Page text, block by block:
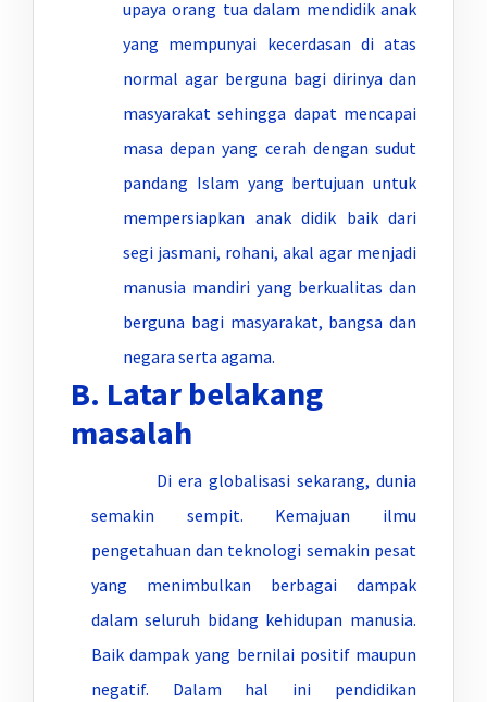
upaya orang tua dalam mendidik anak
yang mempunyai kecerdasan di atas
normal agar berguna bagi dirinya dan
masyarakat sehingga dapat mencapai
masa depan yang cerah dengan sudut
pandang Islam yang bertujuan untuk
mempersiapkan anak didik baik dari
segi jasmani, rohani, akal agar menjadi
manusia mandiri yang berkualitas dan
berguna bagi masyarakat, bangsa dan
negara serta agama.
B. Latar belakang
masalah
Di era globalisasi sekarang, dunia
semakin sempit. Kemajuan ilmu
pengetahuan dan teknologi semakin pesat
yang menimbulkan berbagai dampak
dalam seluruh bidang kehidupan manusia.
Baik dampak yang bernilai positif maupun
negatif. Dalam hal ini pendidikan